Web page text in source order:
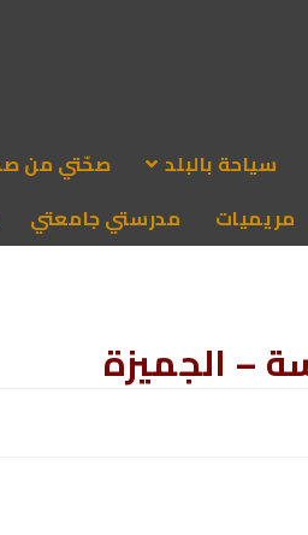
سياحة بالبلد صحّتي من
مريميات مدرستي جامعتي
– الجميزة